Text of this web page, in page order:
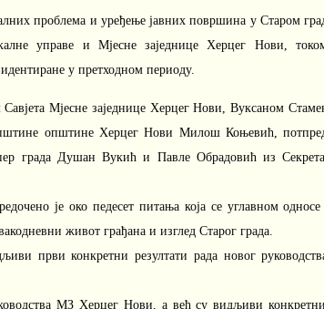
проблема и уређење јавних површина у Старом
управе и Мјесне заједнице Херцег Нови,
у претходном периоду.
Савјета Мјесне заједнице Херцег Нови, Вуксаном
општине Херцег Нови Милош Коњевић,
града Душан Вукић и Павле Обрадовић из
је око педесет питања која се углавном
живот грађана и изглед Старог града.
први конкретни резултати рада новог
МЗ Херцег Нови, а већ су видљиви